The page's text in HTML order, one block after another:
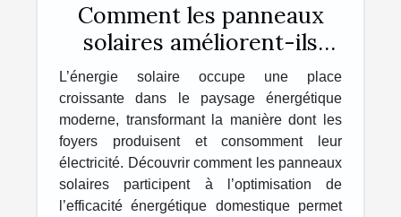
Comment les panneaux
solaires améliorent-ils
l'efficacité énergétique
domestique ?
L’énergie solaire occupe une place
croissante dans le paysage énergétique
moderne, transformant la manière dont les
foyers produisent et consomment leur
électricité. Découvrir comment les panneaux
solaires participent à l’optimisation de
l’efficacité énergétique domestique permet